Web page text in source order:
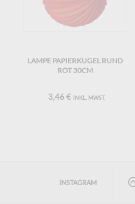
LAMPE PAPIERKUGEL RUND
ROT 30CM
3,46 € INKL. MWST.
INSTAGRAM